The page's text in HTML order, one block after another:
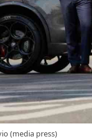
(media press)